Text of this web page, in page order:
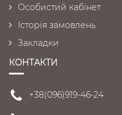
Особистий кабінет
Історія замовлень
Закладки
КОНТАКТИ
+38(096)919-46-24